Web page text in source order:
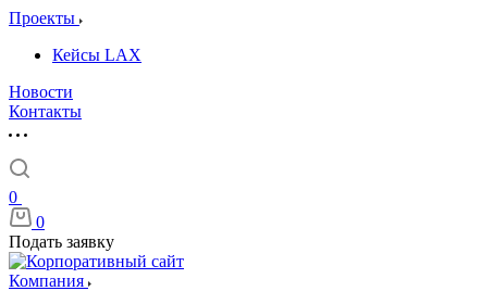
Проекты
Кейсы LAX
Новости
Контакты
0
0
Подать заявку
Компания